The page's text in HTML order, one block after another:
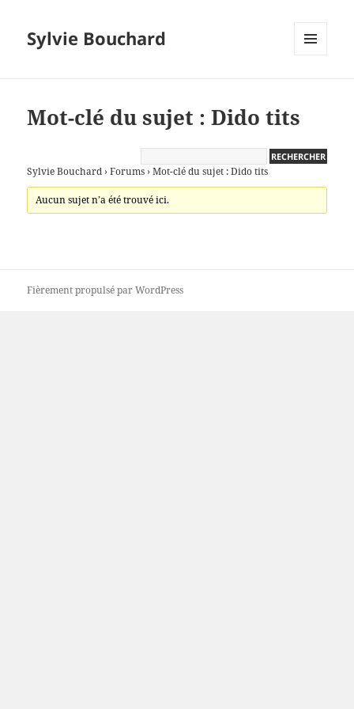
Sylvie Bouchard
Mot-clé du sujet : Dido tits
Sylvie Bouchard › Forums › Mot-clé du sujet : Dido tits
Aucun sujet n’a été trouvé ici.
Fièrement propulsé par WordPress